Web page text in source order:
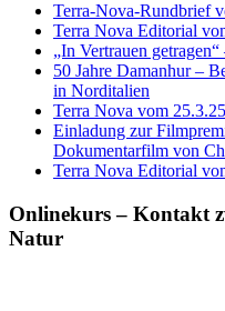
Terra-Nova-Rundbrief
Terra Nova Editorial
„In Vertrauen
50 Jahre Damanhur –
in Norditalien
Terra Nova vom
Einladung zur
Dokumentarfilm von
Terra Nova Editorial
Onlinekurs – Kontakt
Natur